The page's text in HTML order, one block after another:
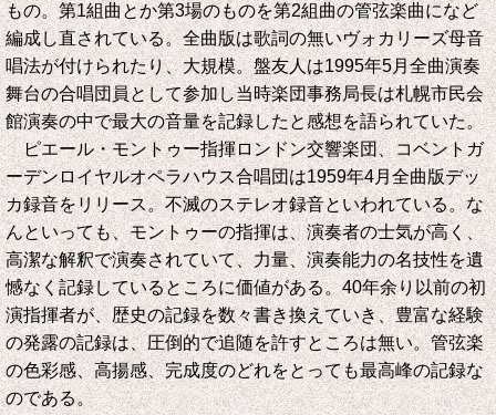
もの。第1組曲とか第3場のものを第2組曲の管弦楽曲になど
編成し直されている。全曲版は歌詞の無いヴォカリーズ母音
唱法が付けられたり、大規模。盤友人は1995年5月全曲演奏
舞台の合唱団員として参加し当時楽団事務局長は札幌市民会
館演奏の中で最大の音量を記録したと感想を語られていた。
ピエール・モントゥー指揮ロンドン交響楽団、コベントガ
ーデンロイヤルオペラハウス合唱団は1959年4月全曲版デッ
カ録音をリリース。不滅のステレオ録音といわれている。な
んといっても、モントゥーの指揮は、演奏者の士気が高く、
高潔な解釈で演奏されていて、力量、演奏能力の名技性を遺
憾なく記録しているところに価値がある。40年余り以前の初
演指揮者が、歴史の記録を数々書き換えていき、豊富な経験
の発露の記録は、圧倒的で追随を許すところは無い。管弦楽
の色彩感、高揚感、完成度のどれをとっても最高峰の記録な
のである。